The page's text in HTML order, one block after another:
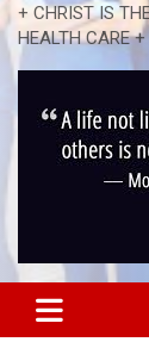
+ CHRIST IS
HEALTH CARE +